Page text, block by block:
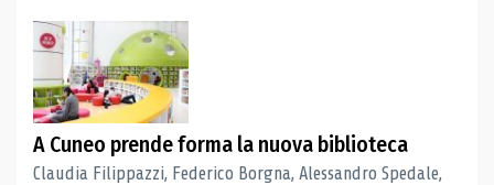
A Cuneo prende forma la nuova biblioteca
Claudia Filippazzi, Federico Borgna, Alessandro Spedale,